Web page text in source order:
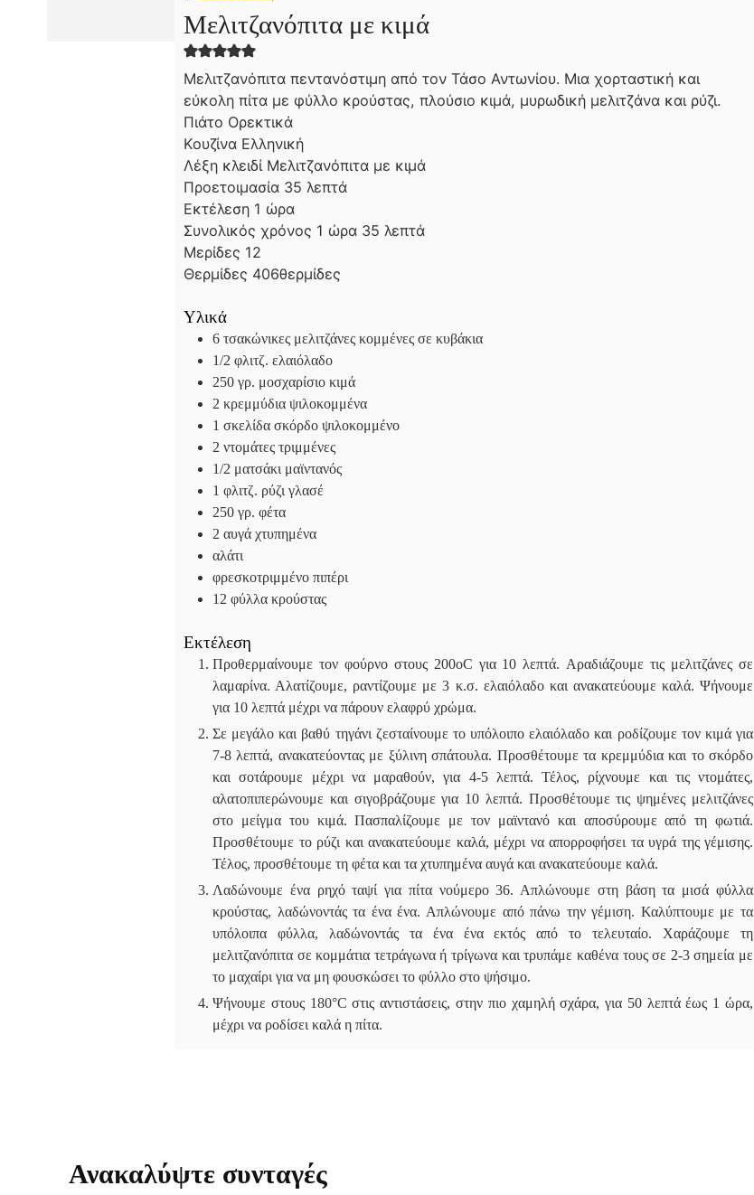
Μελιτζανόπιτα με κιμά
Μελιτζανόπιτα πεντανόστιμη από τον Τάσο Αντωνίου. Μια χορταστική και
εύκολη πίτα με φύλλο κρούστας, πλούσιο κιμά, μυρωδική μελιτζάνα και ρύζι.
Πιάτο Ορεκτικά
Κουζίνα Ελληνική
Λέξη κλειδί Μελιτζανόπιτα με κιμά
Προετοιμασία 35 λ
π
ά
λεπτά
Εκτέλεση 1 ώ
ρ
ώρα
Συνολικός χρόνος 1 ώ
α
ώρα 35 λλεπτά
Μερίδες 12
Θερμίδες 406θερμίδες
Υλικά
6 τσακώνικες μελιτζάνες κομμένες σε κυβάκια
1/2 φλιτζ. ελαιόλαδο
250 γρ. μοσχαρίσιο κιμά
2 κρεμμύδια ψιλοκομμένα
1 σκελίδα σκόρδο ψιλοκομμένο
2 ντομάτες τριμμένες
1/2 ματσάκι μαϊντανός
1 φλιτζ. ρύζι γλασέ
250 γρ. φέτα
2 αυγά χτυπημένα
αλάτι
φρεσκοτριμμένο πιπέρι
12 φύλλα κρούστας
Εκτέλεση
Προθερμαίνουμε τον φούρνο στους 200οC για 10 λεπτά. Αραδιάζουμε τις μελιτζάνες σε
λαμαρίνα. Αλατίζουμε, ραντίζουμε με 3 κ.σ. ελαιόλαδο και ανακατεύουμε καλά. Ψήνουμε
για 10 λεπτά μέχρι να πάρουν ελαφρύ χρώμα.
Σε μεγάλο και βαθύ τηγάνι ζεσταίνουμε το υπόλοιπο ελαιόλαδο και ροδίζουμε τον κιμά για
7-8 λεπτά, ανακατεύοντας με ξύλινη σπάτουλα. Προσθέτουμε τα κρεμμύδια και το σκόρδο
και σοτάρουμε μέχρι να μαραθούν, για 4-5 λεπτά. Τέλος, ρίχνουμε και τις ντομάτες,
αλατοπιπερώνουμε και σιγοβράζουμε για 10 λεπτά. Προσθέτουμε τις ψημένες μελιτζάνες
στο μείγμα του κιμά. Πασπαλίζουμε με τον μαϊντανό και αποσύρουμε από τη φωτιά.
Προσθέτουμε το ρύζι και ανακατεύουμε καλά, μέχρι να απορροφήσει τα υγρά της γέμισης.
Τέλος, προσθέτουμε τη φέτα και τα χτυπημένα αυγά και ανακατεύουμε καλά.
Λαδώνουμε ένα ρηχό ταψί για πίτα νούμερο 36. Απλώνουμε στη βάση τα μισά φύλλα
κρούστας, λαδώνοντάς τα ένα ένα. Απλώνουμε από πάνω την γέμιση. Καλύπτουμε με τα
υπόλοιπα φύλλα, λαδώνοντάς τα ένα ένα εκτός από το τελευταίο. Χαράζουμε τη
μελιτζανόπιτα σε κομμάτια τετράγωνα ή τρίγωνα και τρυπάμε καθένα τους σε 2-3 σημεία με
το μαχαίρι για να μη φουσκώσει το φύλλο στο ψήσιμο.
Ψήνουμε στους 180°C στις αντιστάσεις, στην πιο χαμηλή σχάρα, για 50 λεπτά έως 1 ώρα,
μέχρι να ροδίσει καλά η πίτα.
Ανακαλύψτε συνταγές